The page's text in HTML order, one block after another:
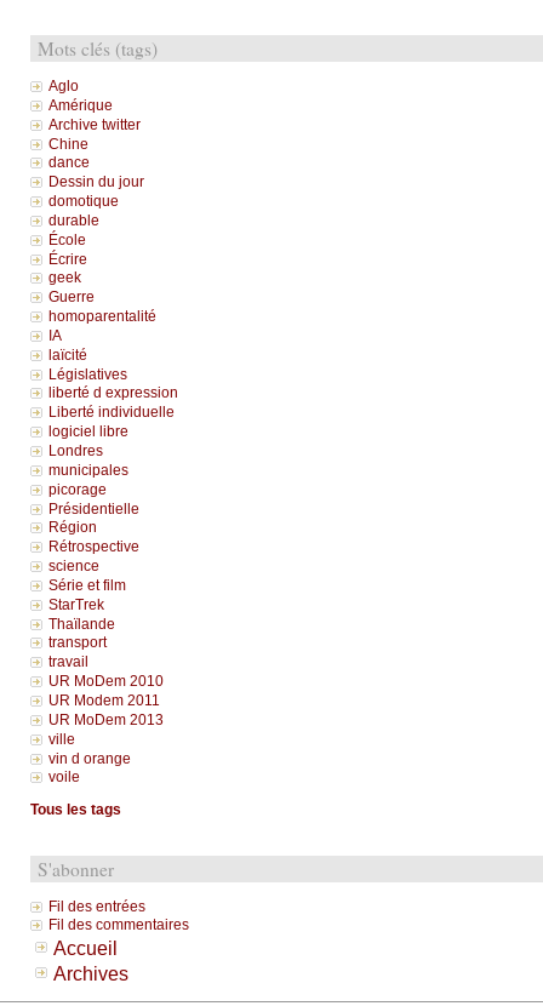
Mots clés (tags)
Aglo
Amérique
Archive twitter
Chine
dance
Dessin du jour
domotique
durable
École
Écrire
geek
Guerre
homoparentalité
IA
laïcité
Législatives
liberté d expression
Liberté individuelle
logiciel libre
Londres
municipales
picorage
Présidentielle
Région
Rétrospective
science
Série et film
StarTrek
Thaïlande
transport
travail
UR MoDem 2010
UR Modem 2011
UR MoDem 2013
ville
vin d orange
voile
Tous les tags
S'abonner
Fil des entrées
Fil des commentaires
Accueil
Archives